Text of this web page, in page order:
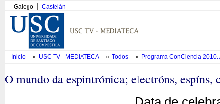
Galego Castelán
Inicio » USC TV - MEDIATECA » Todos » Programa ConCiencia 2010.
O mundo da espintrónica; electróns, espíns,